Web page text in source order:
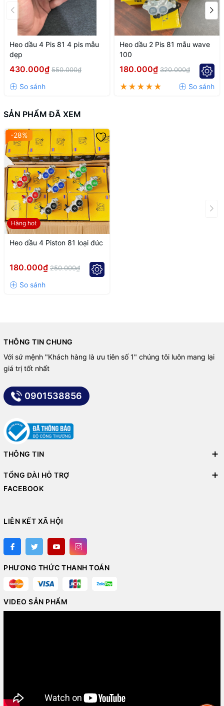
Heo dầu 4 Pis 81 4 pis mẫu
dẹp
430.000₫ 550.000₫
Heo dầu 2 Pis 81 mẫu wave
100
180.000₫ 320.000₫
SẢN PHẨM ĐÃ XEM
Hàng hot
-28%
Heo dầu 4 Piston 81 loại đúc
180.000₫ 250.000₫
THÔNG TIN CHUNG
Với sứ mệnh "Khách hàng là ưu tiên số 1" chúng tôi luôn mang lại
giá trị tốt nhất
0901538856
THÔNG TIN
TỔNG ĐÀI HỖ TRỢ
FACEBOOK
LIÊN KẾT XÃ HỘI
PHƯƠNG THỨC THANH TOÁN
VIDEO SẢN PHẨM